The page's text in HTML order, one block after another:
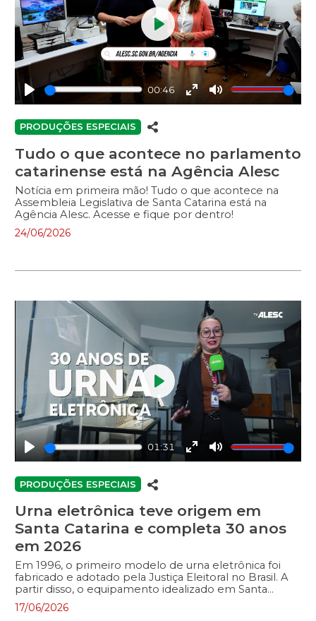
Play
00:46
EnterMute
Play
PRODUÇÕES ESPECIAIS
Tudo o que acontece no parlamento
catarinense está na Agência Alesc
Notícia em primeira mão! Tudo o que acontece na
Assembleia Legislativa de Santa Catarina está na
Agência Alesc. Acesse e fique por dentro!
24/06/2026
Play
01:31
EnterMute
Play
PRODUÇÕES ESPECIAIS
Urna eletrônica teve origem em
Santa Catarina e completa 30 anos
em 2026
Em 1996, o primeiro modelo de urna eletrônica foi
fabricado e adotado pela Justiça Eleitoral no Brasil. A
partir disso, o equipamento idealizado em Santa
Catarina pelo então juiz eleitoral de Brusque, Carlos
Prudêncio, revolucionou o processo eleitoral no país.
17/06/2026